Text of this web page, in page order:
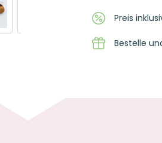
Preis
Bestelle